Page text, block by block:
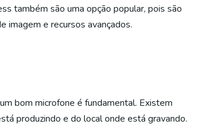
também são uma opção popular, pois são
imagem e recursos avançados.
bom microfone é fundamental. Existem
produzindo e do local onde está gravando.